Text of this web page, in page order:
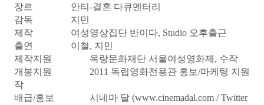
장르
안티-결혼 다큐멘터리
감독
지민
제작
여성영상집단 반이다, Studio 오후출근
출연
이철, 지민
제작지원
옥랑문화재단 서울여성영화제, 수작
개봉지원
2011 독립영화전용관 홍보/마케팅 지원
작
배급/홍보
시네마 달 (www.cinemadal.com / Twitter